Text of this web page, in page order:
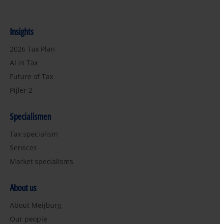
Insights
2026 Tax Plan
AI in Tax
Future of Tax
Pijler 2
Specialismen
Tax specialism
Services
Market specialisms
About us
About Meijburg
Our people